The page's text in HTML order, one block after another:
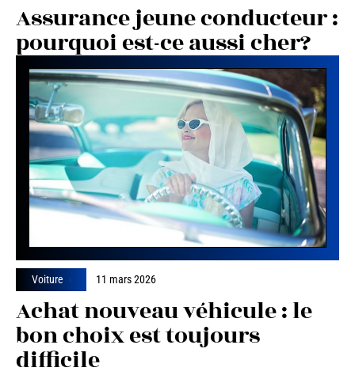
Assurance jeune conducteur :
pourquoi est-ce aussi cher?
Voiture 11 mars 2026
Achat nouveau véhicule : le
bon choix est toujours
difficile